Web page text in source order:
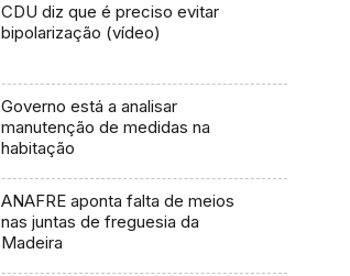
CDU diz que é preciso evitar
bipolarização (vídeo)
Governo está a analisar
manutenção de medidas na
habitação
ANAFRE aponta falta de meios
nas juntas de freguesia da
Madeira